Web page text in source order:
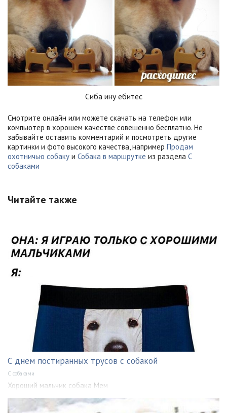
Сиба ину ебитес
Смотрите онлайн или можете скачать на телефон или
компьютер в хорошем качестве совешенно бесплатно. Не
забывайте оставить комментарий и посмотреть другие
картинки и фото высокого качества, например Продам
охотничью собаку и Собака в маршрутке из раздела С
собаками
Читайте также
С днем постиранных трусов с собакой
С собаками
Хороший мальчик собака Мем